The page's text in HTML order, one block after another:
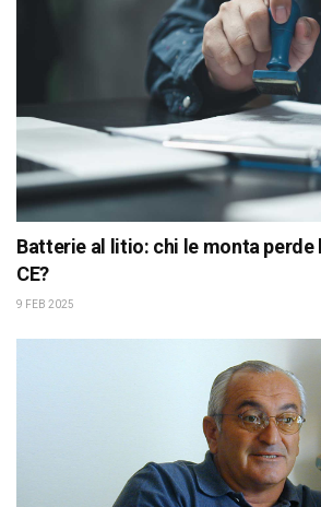
Batterie al litio: chi le monta
CE?
9 FEB 2025